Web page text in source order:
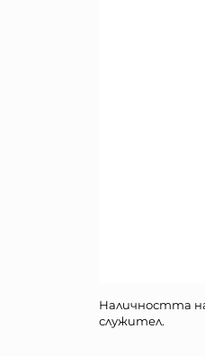
Наличността
служител.